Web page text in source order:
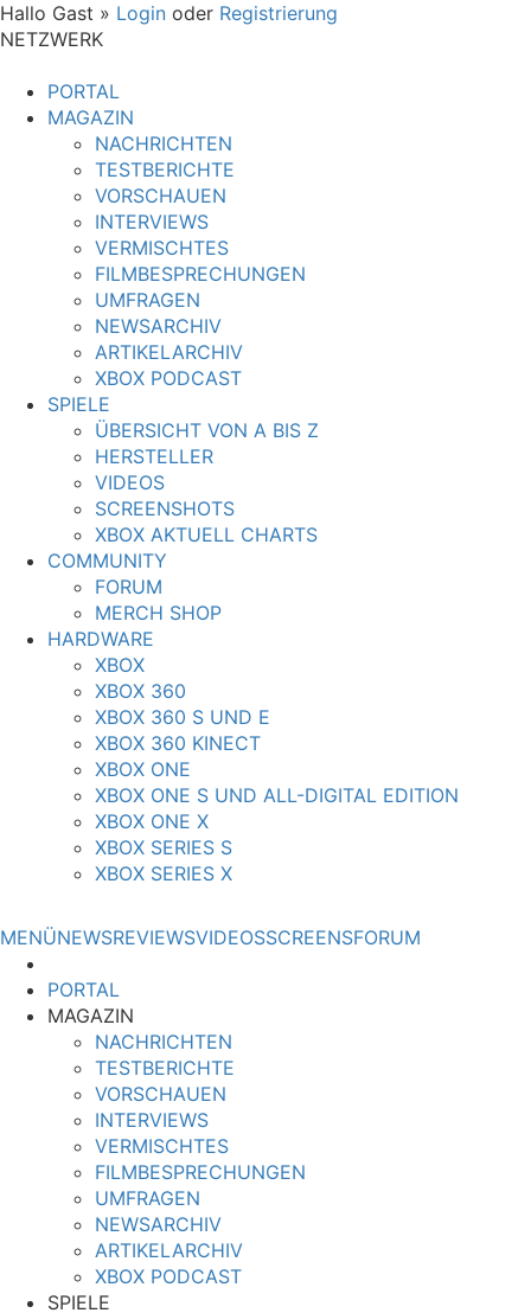
Hallo Gast » Login oder Registrierung
NETZWERK
PORTAL
MAGAZIN
NACHRICHTEN
TESTBERICHTE
VORSCHAUEN
INTERVIEWS
VERMISCHTES
FILMBESPRECHUNGEN
UMFRAGEN
NEWSARCHIV
ARTIKELARCHIV
XBOX PODCAST
SPIELE
ÜBERSICHT VON A BIS Z
HERSTELLER
VIDEOS
SCREENSHOTS
XBOX AKTUELL CHARTS
COMMUNITY
FORUM
MERCH SHOP
HARDWARE
XBOX
XBOX 360
XBOX 360 S UND E
XBOX 360 KINECT
XBOX ONE
XBOX ONE S UND ALL-DIGITAL EDITION
XBOX ONE X
XBOX SERIES S
XBOX SERIES X
MENÜNEWSREVIEWSVIDEOSSCREENSFORUM
PORTAL
MAGAZIN
NACHRICHTEN
TESTBERICHTE
VORSCHAUEN
INTERVIEWS
VERMISCHTES
FILMBESPRECHUNGEN
UMFRAGEN
NEWSARCHIV
ARTIKELARCHIV
XBOX PODCAST
SPIELE